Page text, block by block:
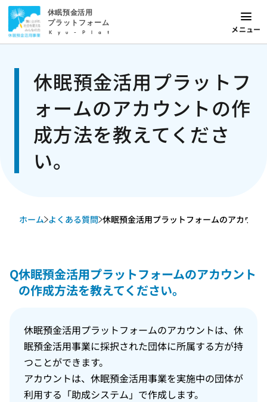
休眠預金活用
プラットフォーム
Kyu-Plat メニュー
休眠預金活用プラットフ
ォームのアカウントの作
成方法を教えてくださ
い。
ホーム よくある質問 休眠預金活用プラットフォームのアカウン
Q休眠預金活用プラットフォームのアカウント
の作成方法を教えてください。
休眠預金活用プラットフォームのアカウントは、休
眠預金活用事業に採択された団体に所属する方が持
つことができます。
アカウントは、休眠預金活用事業を実施中の団体が
利用する「助成システム」で作成します。